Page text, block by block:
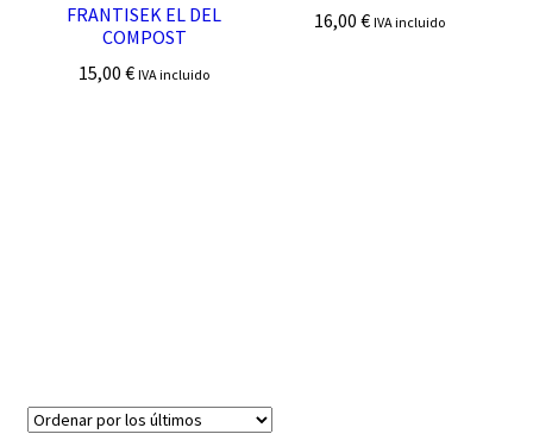
FRANTISEK EL DEL
COMPOST
15,00€ IVA incluido
16,00 € IVA incluido